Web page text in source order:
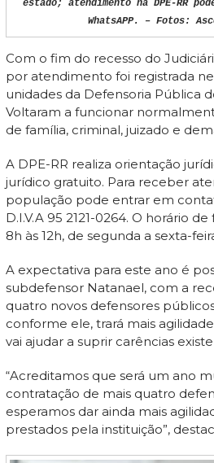
estado; atendimento na DPE-RR
WhatsAPP. – Fotos:
Com o fim do recesso do
por atendimento foi registrada
unidades da Defensoria Pública
Voltaram a funcionar
de família, criminal, juizado e
A DPE-RR realiza orientação
jurídico gratuito. Para receber
população pode entrar em
D.I.V.A 95 2121-0264. O horário
8h às 12h, de segunda a sexta-
A expectativa para este ano é
subdefensor Natanael, com a
quatro novos defensores
conforme ele, trará mais
vai ajudar a suprir carências
“Acreditamos que será um ano
contratação de mais quatro
esperamos dar ainda mais
prestados pela instituição”,